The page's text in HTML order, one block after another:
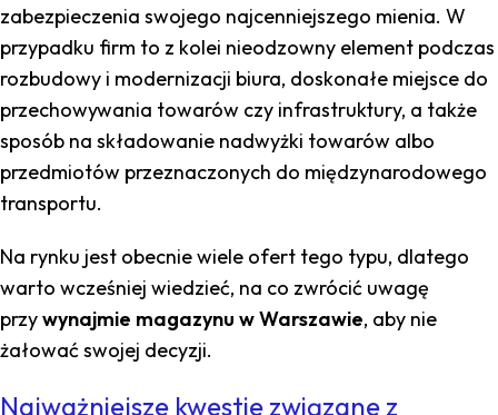
zabezpieczenia swojego najcenniejszego mienia. W
przypadku firm to z kolei nieodzowny element podczas
rozbudowy i modernizacji biura, doskonałe miejsce do
przechowywania towarów czy infrastruktury, a także
sposób na składowanie nadwyżki towarów albo
przedmiotów przeznaczonych do międzynarodowego
transportu.
Na rynku jest obecnie wiele ofert tego typu, dlatego
warto wcześniej wiedzieć, na co zwrócić uwagę
przywynajmie magazynu w Warszawie, aby nie
żałować swojej decyzji.
Najważniejsze kwestie związane z